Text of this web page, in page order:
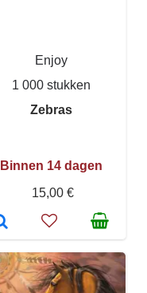
Enjoy
1 000 stukken
Zebras
Binnen 14 dagen
15,00 €